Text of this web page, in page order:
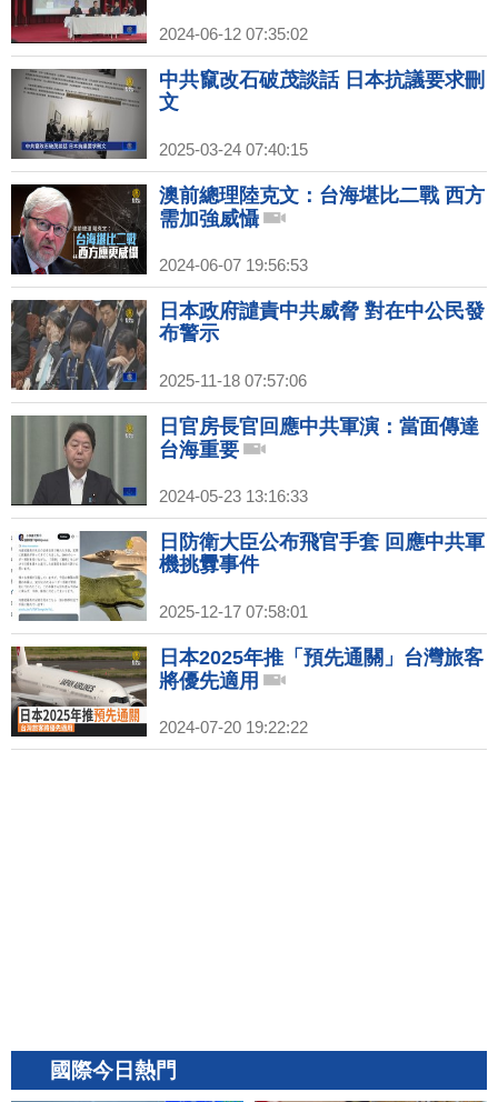
2024-06-12 07:35:02
中共竄改石破茂談話 日本抗議要求刪
文
2025-03-24 07:40:15
澳前總理陸克文：台海堪比二戰 西方
需加強威懾
2024-06-07 19:56:53
日本政府譴責中共威脅 對在中公民發
布警示
2025-11-18 07:57:06
日官房長官回應中共軍演：當面傳達
台海重要
2024-05-23 13:16:33
日防衛大臣公布飛官手套 回應中共軍
機挑釁事件
2025-12-17 07:58:01
日本2025年推「預先通關」台灣旅客
將優先適用
2024-07-20 19:22:22
國際今日熱門